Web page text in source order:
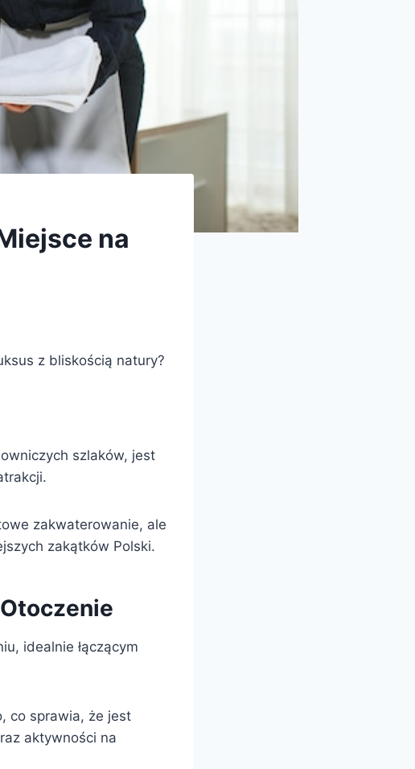
na
z bliskością natury?
szlaków, jest
zakwaterowanie, ale
zakątków Polski.
idealnie łączącym
co sprawia, że jest
aktywności na